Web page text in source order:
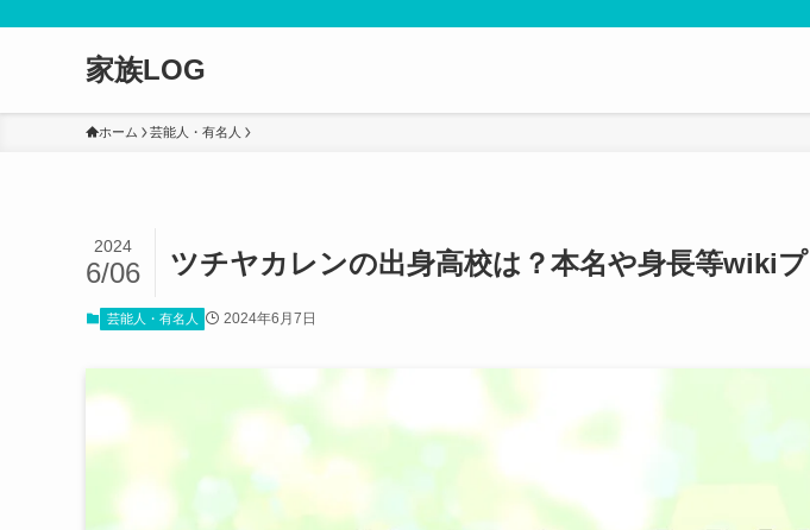
家族LOG
ホーム 芸能人・有名人
ツチヤカレンの出身高校は？本名や身長等wikiプ
2024
6/06
芸能人・有名人 2024年6月7日